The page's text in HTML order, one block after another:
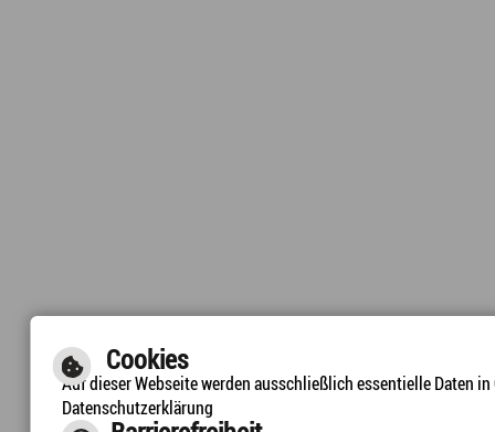
Cookies
Auf dieser Webseite werden ausschließlich essentielle Daten
Datenschutzerklärung